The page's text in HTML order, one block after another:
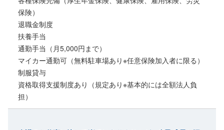
保険）
退職金制度
扶養手当
通勤手当（月5,000円まで）
マイカー通勤可（無料駐車場あり※任意保険加入者に限る）
制服貸与
資格取得支援制度あり（規定あり※基本的には全額法人負
担）